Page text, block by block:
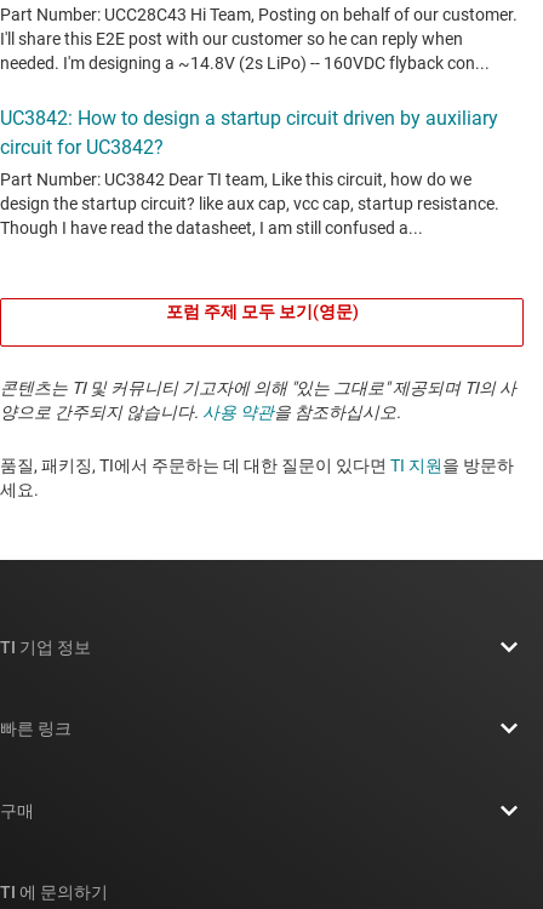
포럼 주제 모두 보기(영문)
콘텐츠는 TI 및 커뮤니티 기고자에 의해 "있는 그대로" 제공되며 TI의 사
양으로 간주되지 않습니다. 사용 약관을 참조하십시오.
품질, 패키징, TI에서 주문하는 데 대한 질문이 있다면 TI 지원을 방문하
세요. ​​​​​​​​​​​​​​
TI 기업 정보
빠른 링크
대체품 검색
구매
TI 에 문의하기